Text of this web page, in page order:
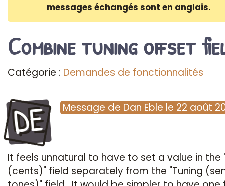
messages échangés sont en anglais.
Combine tuning offset
Catégorie : Demandes de fonctionnalités
DE Message de Dan Eble le 22 août
It feels unnatural to have to set a value in the
(cents)" field separately from the "Tuning